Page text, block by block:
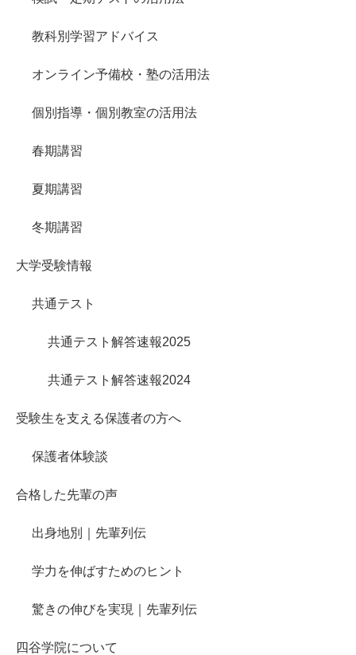
教科別学習アドバイス
オンライン予備校・塾の活用法
個別指導・個別教室の活用法
春期講習
夏期講習
冬期講習
大学受験情報
共通テスト
共通テスト解答速報2025
共通テスト解答速報2024
受験生を支える保護者の方へ
保護者体験談
合格した先輩の声
出身地別｜先輩列伝
学力を伸ばすためのヒント
驚きの伸びを実現｜先輩列伝
四谷学院について